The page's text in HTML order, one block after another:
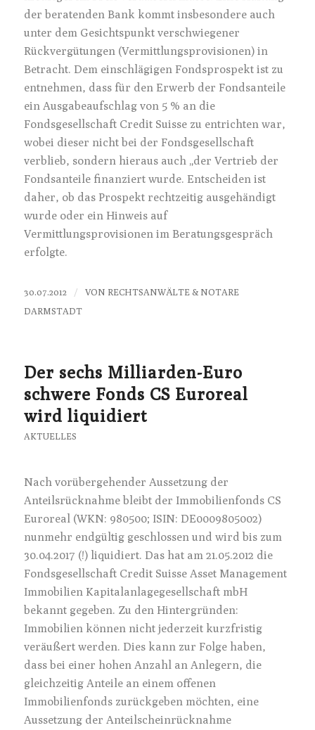
der beratenden Bank kommt insbesondere auch
unter dem Gesichtspunkt verschwiegener
Rückvergütungen (Vermittlungsprovisionen) in
Betracht. Dem einschlägigen Fondsprospekt ist zu
entnehmen, dass für den Erwerb der Fondsanteile
ein Ausgabeaufschlag von 5 % an die
Fondsgesellschaft Credit Suisse zu entrichten war,
wobei dieser nicht bei der Fondsgesellschaft
verblieb, sondern hieraus auch „der Vertrieb der
Fondsanteile finanziert wurde. Entscheiden ist
daher, ob das Prospekt rechtzeitig ausgehändigt
wurde oder ein Hinweis auf
Vermittlungsprovisionen im Beratungsgespräch
erfolgte.
30.07.2012 / VON RECHTSANWÄLTE & NOTARE
DARMSTADT
Der sechs Milliarden-Euro
schwere Fonds CS Euroreal
wird liquidiert
AKTUELLES
Nach vorübergehender Aussetzung der
Anteilsrücknahme bleibt der Immobilienfonds CS
Euroreal (WKN: 980500; ISIN: DE0009805002)
nunmehr endgültig geschlossen und wird bis zum
30.04.2017 (!) liquidiert. Das hat am 21.05.2012 die
Fondsgesellschaft Credit Suisse Asset Management
Immobilien Kapitalanlagegesellschaft mbH
bekannt gegeben. Zu den Hintergründen:
Immobilien können nicht jederzeit kurzfristig
veräußert werden. Dies kann zur Folge haben,
dass bei einer hohen Anzahl an Anlegern, die
gleichzeitig Anteile an einem offenen
Immobilienfonds zurückgeben möchten, eine
Aussetzung der Anteilscheinrücknahme